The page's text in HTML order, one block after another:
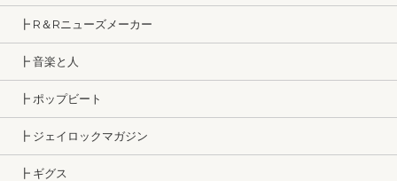
┣ R＆Rニューズメーカー
┣ 音楽と人
┣ ポップビート
┣ ジェイロックマガジン
┣ ギグス